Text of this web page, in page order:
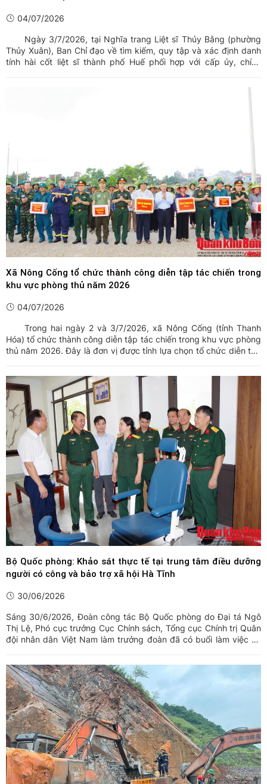
04/07/2026
Ngày 3/7/2026, tại Nghĩa trang Liệt sĩ Thủy Bằng (phường
Thủy Xuân), Ban Chỉ đạo về tìm kiếm, quy tập và xác định danh
tính hài cốt liệt sĩ thành phố Huế phối hợp với cấp ủy, chính
Xã Nông Cống tổ chức thành công diễn tập tác chiến trong
khu vực phòng thủ năm 2026
04/07/2026
Trong hai ngày 2 và 3/7/2026, xã Nông Cống (tỉnh Thanh
Hóa) tổ chức thành công diễn tập tác chiến trong khu vực phòng
thủ năm 2026. Đây là đơn vị được tỉnh lựa chọn tổ chức diễn tập
Bộ Quốc phòng: Khảo sát thực tế tại trung tâm điều dưỡng
người có công và bảo trợ xã hội Hà Tĩnh
30/06/2026
Sáng 30/6/2026, Đoàn công tác Bộ Quốc phòng do Đại tá Ngô
Thị Lệ, Phó cục trưởng Cục Chính sách, Tổng cục Chính trị Quân
đội nhân dân Việt Nam làm trưởng đoàn đã có buổi làm việc và